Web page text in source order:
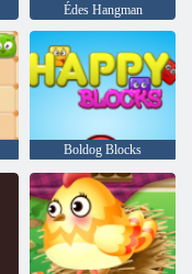
Édes Hangman
Boldog Blocks